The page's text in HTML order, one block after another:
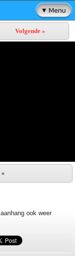
Volgende »
»
ook weer